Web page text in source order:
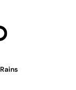
Rains